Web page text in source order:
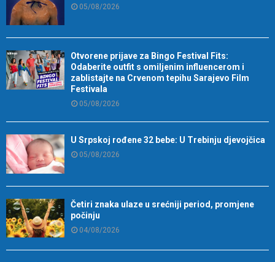
05/08/2026
Otvorene prijave za Bingo Festival Fits:
Odaberite outfit s omiljenim influencerom i
zablistajte na Crvenom tepihu Sarajevo Film
Festivala
05/08/2026
U Srpskoj rođene 32 bebe: U Trebinju djevojčica
05/08/2026
Četiri znaka ulaze u srećniji period, promjene
počinju
04/08/2026